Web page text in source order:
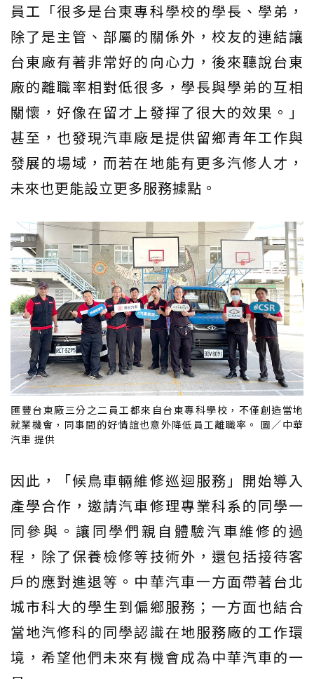
員工「很多是台東專科學校的學長、學弟，
除了是主管、部屬的關係外，校友的連結讓
台東廠有著非常好的向心力，後來聽說台東
廠的離職率相對低很多，學長與學弟的互相
關懷，好像在留才上發揮了很大的效果。」
甚至，也發現汽車廠是提供留鄉青年工作與
發展的場域，而若在地能有更多汽修人才，
未來也更能設立更多服務據點。
匯豐台東廠三分之二員工都來自台東專科學校，不僅創造當地
就業機會，同事間的好情誼也意外降低員工離職率。 圖／中華
汽車 提供
因此，「候鳥車輛維修巡迴服務」開始導入
產學合作，邀請汽車修理專業科系的同學一
同參與。讓同學們親自體驗汽車維修的過
程，除了保養檢修等技術外，還包括接待客
戶的應對進退等。中華汽車一方面帶著台北
城市科大的學生到偏鄉服務；一方面也結合
當地汽修科的同學認識在地服務廠的工作環
境，希望他們未來有機會成為中華汽車的一